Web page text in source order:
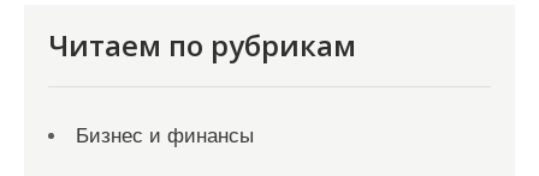
Читаем по рубрикам
Бизнес и финансы